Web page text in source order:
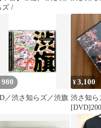
ズ /
980
／渋さ知らズ／渋旗
¥3,100
渋さ知ら
O-EAST